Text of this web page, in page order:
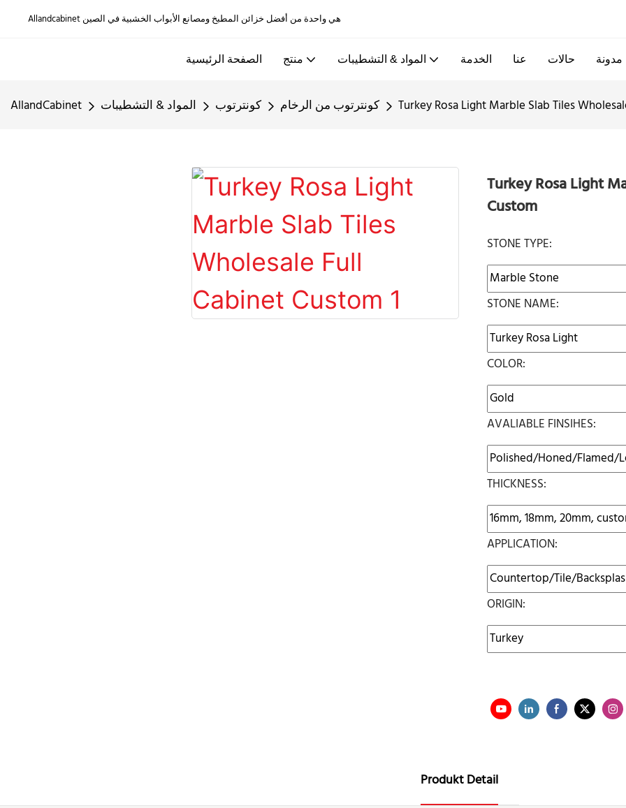
الصفحة الرئيسية منتج المواد & التشطيبات الخدمة عنا حالات مدونة
AllandCabinet المواد & التشطيبات كونترتوب كونترتوب من الرخام Turkey Rosa Light Marble Slab Tiles
Turkey Rosa Light
Custom
STONE TYPE:
STONE NAME:
COLOR:
AVALIABLE FINSIHES:
THICKNESS:
APPLICATION:
ORIGIN:
Produkt Detail